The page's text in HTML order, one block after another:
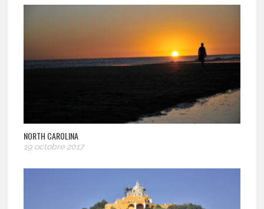
NORTH CAROLINA
19 octobre 2017